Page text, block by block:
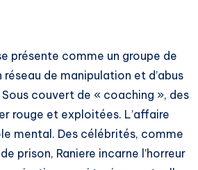
présente comme un groupe de
de manipulation et d’abus
couvert de « coaching », des
rouge et exploitées. L’affaire
mental. Des célébrités, comme
prison, Raniere incarne l’horreur